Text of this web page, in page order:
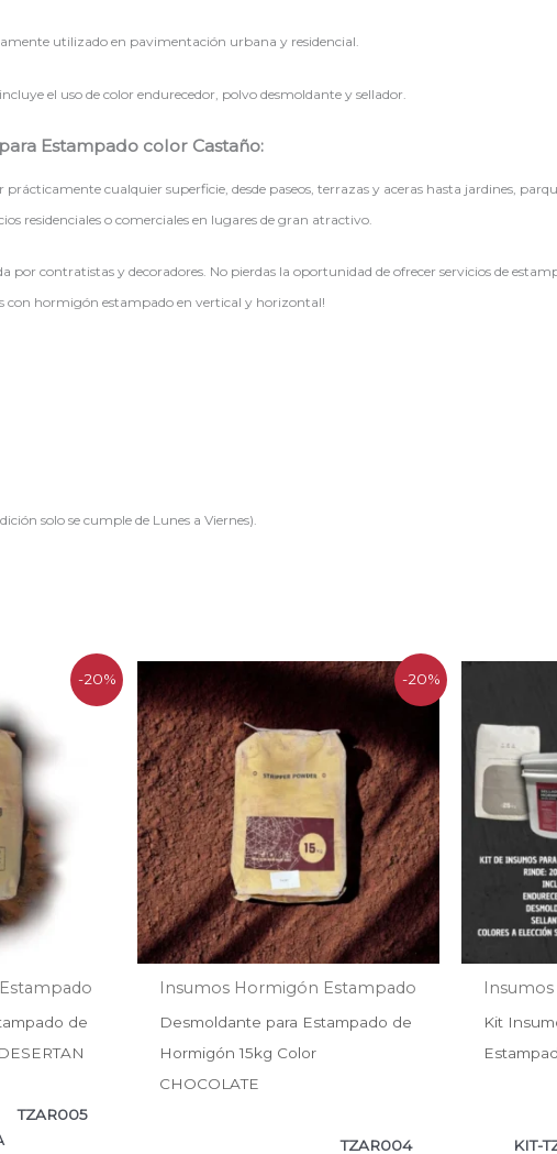
utilizado en pavimentación urbana y residencial.
el uso de color endurecedor, polvo desmoldante y sellador.
Estampado color Castaño:
cualquier superficie, desde paseos, terrazas y aceras hasta jardines,
residenciales o comerciales en lugares de gran atractivo.
contratistas y decoradores. No pierdas la oportunidad de ofrecer servicios de
con hormigón estampado en vertical y horizontal!
solo se cumple de Lunes a Viernes).
-20%
de
TZAR005
-20%
Insumos Hormigón Estampado
Desmoldante para Estampado de
Hormigón 15kg Color
CHOCOLATE
TZAR004
precio
original
era:
$37.815.
El
es:
$30.252.
Kit
KIT-